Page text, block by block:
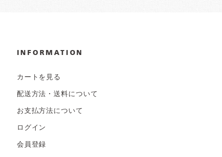
INFORMATION
カートを見る
配送方法・送料について
お支払方法について
ログイン
会員登録